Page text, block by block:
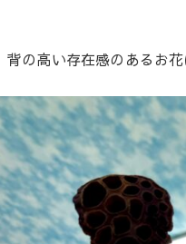
背の高い存在感のあるお花